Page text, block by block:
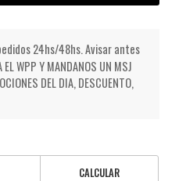
24hs/48hs. Avisar antes
WPP Y MANDANOS UN MSJ
DEL DIA, DESCUENTO,
CALCULAR